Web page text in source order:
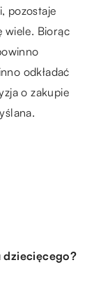
pozostaje
wiele. Biorąc
odkładać
o zakupie